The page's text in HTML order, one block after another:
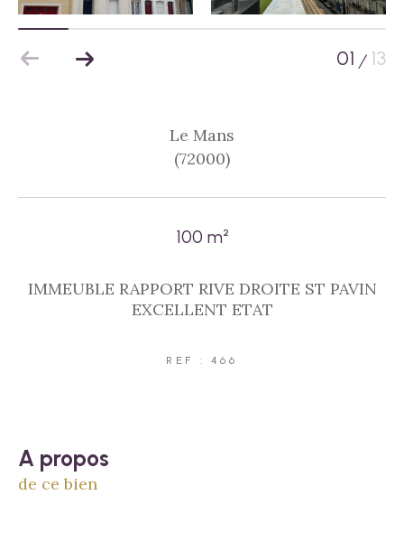
01 / 13
Le Mans
(72000)
100 m²
IMMEUBLE RAPPORT RIVE DROITE ST PAVIN
EXCELLENT ETAT
REF : 466
a propos
de ce bien